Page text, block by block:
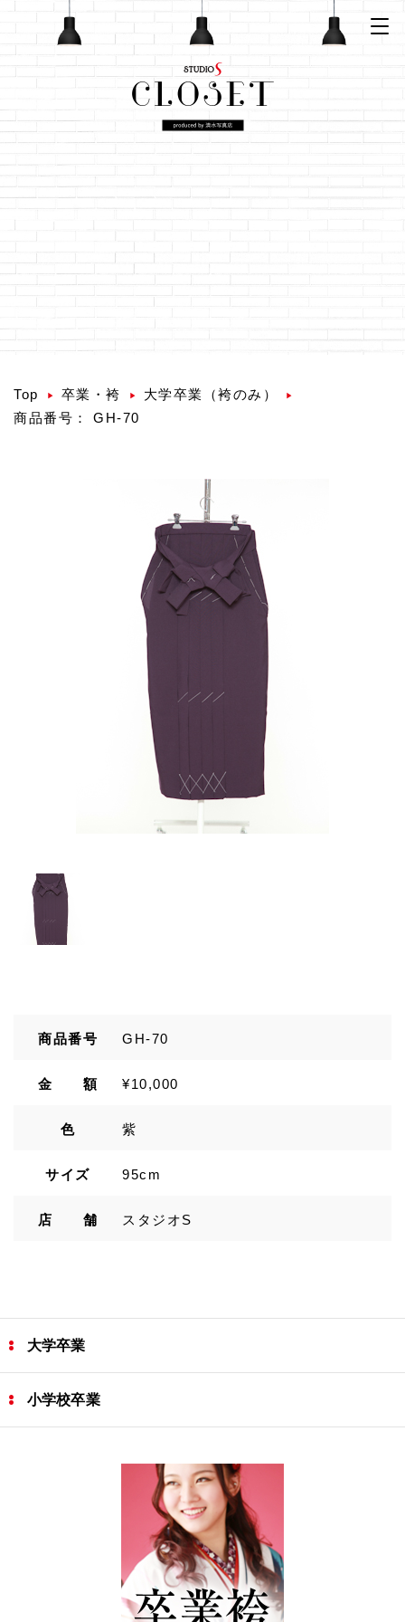
Top 卒業・袴
大学卒業（袴のみ）
商品番号： GH-70
商品番号 GH-70
金 額 ¥10,000
色 紫
サイズ 95cm
店 舗 スタジオS
大学卒業
小学校卒業